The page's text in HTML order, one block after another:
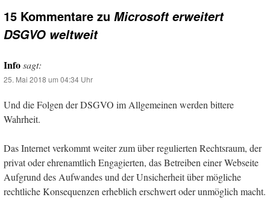
15 Kommentare zu Microsoft erweitert
DSGVO weltweit
Infosagt:
25. Mai 2018 um 04:34 Uhr
Und die Folgen der DSGVO im Allgemeinen werden bittere
Wahrheit.
Das Internet verkommt weiter zum über regulierten Rechtsraum, der
privat oder ehrenamtlich Engagierten, das Betreiben einer Webseite
Aufgrund des Aufwandes und der Unsicherheit über mögliche
rechtliche Konsequenzen erheblich erschwert oder unmöglich macht.